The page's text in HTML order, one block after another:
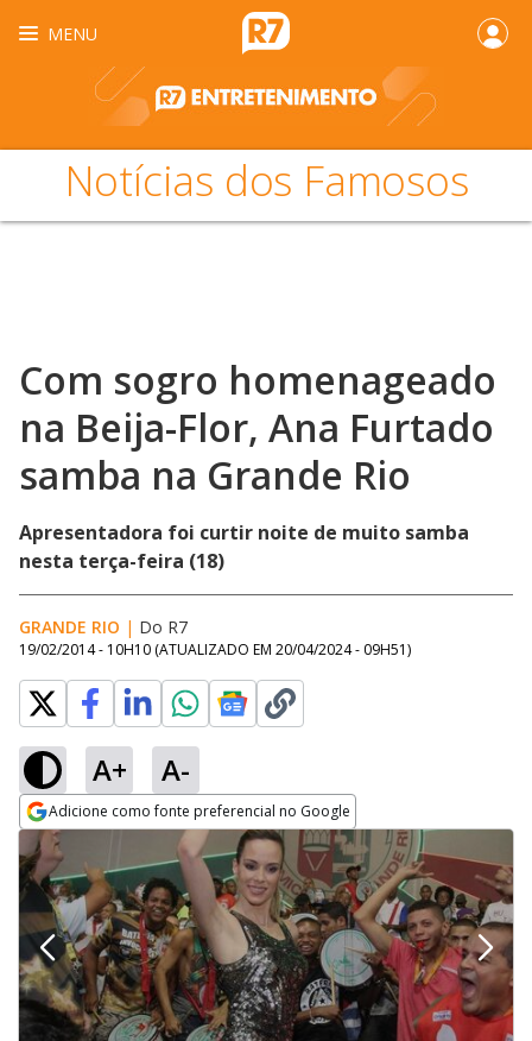
MENU
Notícias dos Famosos
Com sogro homenageado
na Beija-Flor, Ana Furtado
samba na Grande Rio
Apresentadora foi curtir noite de muito samba
nesta terça-feira (18)
GRANDE RIO | Do R7
19/02/2014 - 10H10 (ATUALIZADO EM 20/04/2024 - 09H51)
A+ A-
Adicione como fonte preferencial no Google
Opens in new window